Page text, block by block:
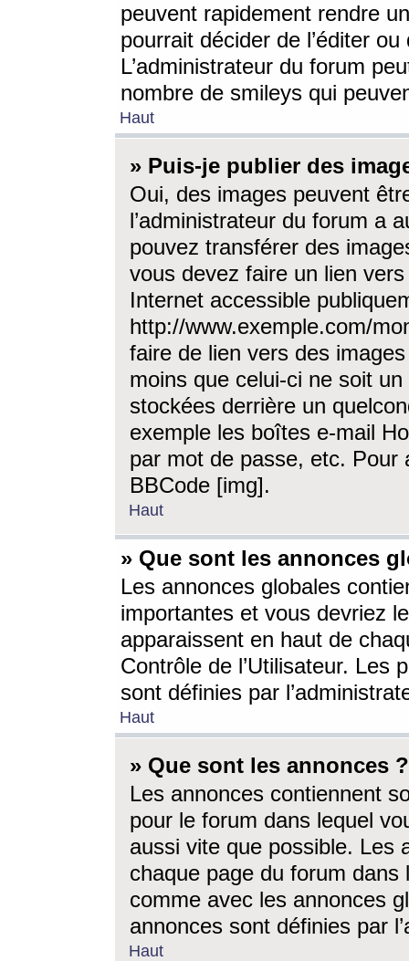
peuvent rapidement rendre
pourrait décider de l’éditer
L’administrateur du forum
nombre de smileys qui
Haut
» Puis-je publier des
Oui, des images peuvent
l’administrateur du forum a
pouvez transférer des
vous devez faire un lien
Internet accessible
http://www.exemple.com/
faire de lien vers des
moins que celui-ci ne soit
stockées derrière un
exemple les boîtes e-mail
par mot de passe, etc. Pour
BBCode [img].
Haut
» Que sont les annonces
Les annonces globales
importantes et vous devriez
apparaissent en haut de
Contrôle de l’Utilisateur. Les
sont définies par
Haut
» Que sont les annonces ?
Les annonces contiennent
pour le forum dans lequel
aussi vite que possible. Les
chaque page du forum dans
comme avec les annonces
annonces sont définies par
Haut